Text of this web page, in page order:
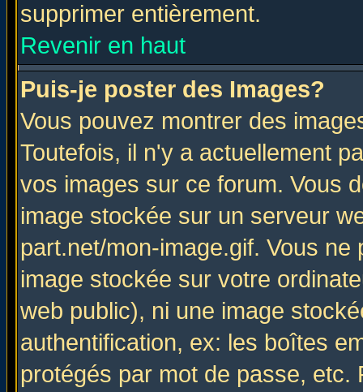
supprimer entièrement.
Revenir en haut
Puis-je poster des Images?
Vous pouvez montrer des
Toutefois, il n'y a actuellement
vos images sur ce forum. Vous
image stockée sur un serveur
part.net/mon-image.gif. Vous
image stockée sur votre
web public), ni une image
authentification, ex: les boîtes
protégés par mot de passe,